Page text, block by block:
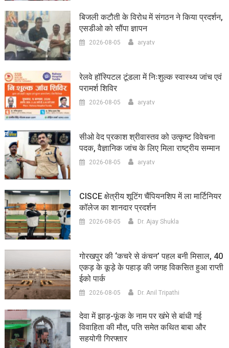
बिजली कटौती के विरोध में संगठन ने किया प्रदर्शन,
एसडीओ को सौंपा ज्ञापन
2026-08-05 aryatv
रेलवे हॉस्पिटल टूंडला में निःशुल्क स्वास्थ्य जांच एवं
परामर्श शिविर
2026-08-05 aryatv
सीओ वेद प्रकाश श्रीवास्तव को उत्कृष्ट विवेचना
पदक, वैज्ञानिक जांच के लिए मिला राष्ट्रीय सम्मान
2026-08-05 aryatv
CISCE क्षेत्रीय शूटिंग चैंपियनशिप में ला मार्टिनियर
कॉलेज का शानदार प्रदर्शन
2026-08-05 Dr. Ajay Shukla
गोरखपुर की ‘कचरे से कंचन’ पहल बनी मिसाल, 40
एकड़ के कूड़े के पहाड़ की जगह विकसित हुआ राप्ती
ईको पार्क
2026-08-05 Dr. Anil Tripathi
देवा में झाड़-फूंक के नाम पर खंभे से बांधी गई
विवाहिता की मौत, पति समेत कथित बाबा और
सहयोगी गिरफ्तार